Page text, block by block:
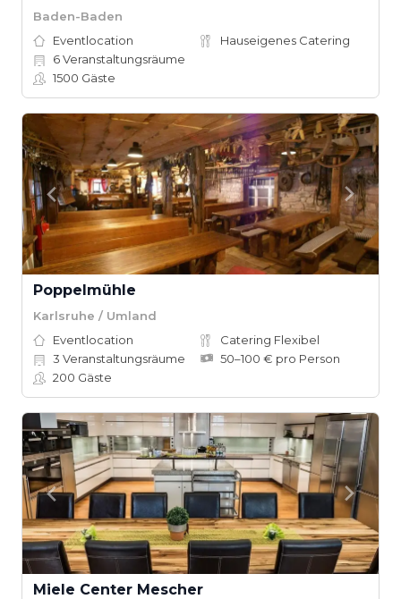
Baden-Baden
Eventlocation
Hauseigenes Catering
6Veranstaltungsräume
1500 Gäste
Poppelmühle
Karlsruhe / Umland
Eventlocation
Catering Flexibel
3 Veranstaltungsräume
50–100 € pro Person
200 Gäste
Miele Center Mescher